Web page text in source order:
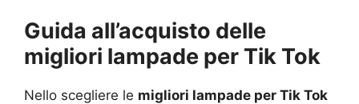
Guida all’acquisto delle
migliori lampade per Tik Tok
Nello scegliere le migliori lampade per Tik Tok